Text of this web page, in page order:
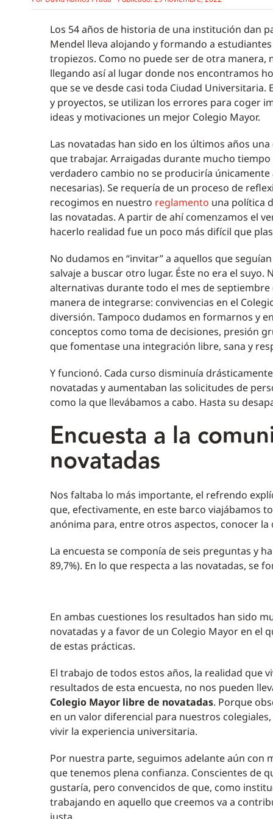
Los 54 años de historia de una institución dan
Mendel lleva alojando y formando a
tropiezos. Como no puede ser de otra manera,
llegando así al lugar donde nos encontramos
que se ve desde casi toda Ciudad
y proyectos, se utilizan los errores para coger
ideas y motivaciones un mejor Colegio Mayor.
Las novatadas han sido en los últimos años
que trabajar. Arraigadas durante mucho
verdadero cambio no se produciría
necesarias). Se requería de un proceso de
recogimos en nuestro reglamento una política
las novatadas. A partir de ahí comenzamos el
hacerlo realidad fue un poco más difícil que
No dudamos en “invitar” a aquellos que
salvaje a buscar otro lugar. Éste no era el
alternativas durante todo el mes de
manera de integrarse: convivencias en el
diversión. Tampoco dudamos en formarnos y
conceptos como toma de decisiones, presión
que fomentase una integración libre, sana y
Y funcionó. Cada curso disminuía
novatadas y aumentaban las solicitudes de
como la que llevábamos a cabo. Hasta su
Encuesta a la
novatadas
Nos faltaba lo más importante, el refrendo
que, efectivamente, en este barco viajábamos
anónima para, entre otros aspectos, conocer
La encuesta se componía de seis preguntas y
89,7%). En lo que respecta a las novatadas, se
En ambas cuestiones los resultados han sido
novatadas y a favor de un Colegio Mayor en el
de estas prácticas.
El trabajo de todos estos años, la realidad que
resultados de esta encuesta, no nos pueden
Colegio Mayor libre de novatadas. Porque
en un valor diferencial para nuestros
vivir la experiencia universitaria.
Por nuestra parte, seguimos adelante aún con
que tenemos plena confianza. Conscientes de
gustaría, pero convencidos de que, como
trabajando en aquello que creemos va a